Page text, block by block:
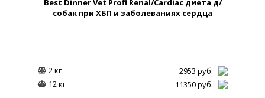
Best Dinner Vet Profi Renal/Cardiac диета д/
собак при ХБП и заболеваниях сердца
2 кг 2953 руб.
12 кг
11350руб.